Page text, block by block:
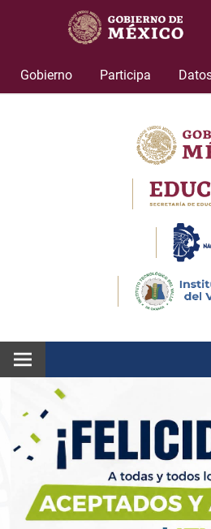
Gobierno
Participa